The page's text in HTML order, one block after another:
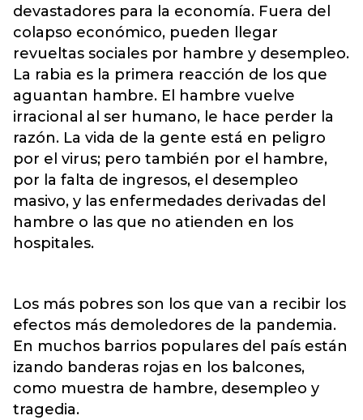
devastadores para la economía. Fuera del
colapso económico, pueden llegar
revueltas sociales por hambre y desempleo.
La rabia es la primera reacción de los que
aguantan hambre. El hambre vuelve
irracional al ser humano, le hace perder la
razón. La vida de la gente está en peligro
por el virus; pero también por el hambre,
por la falta de ingresos, el desempleo
masivo, y las enfermedades derivadas del
hambre o las que no atienden en los
hospitales.
Los más pobres son los que van a recibir los
efectos más demoledores de la pandemia.
En muchos barrios populares del país están
izando banderas rojas en los balcones,
como muestra de hambre, desempleo y
tragedia.